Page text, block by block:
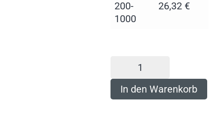
200-
1000
26,32 €
In den Warenkorb